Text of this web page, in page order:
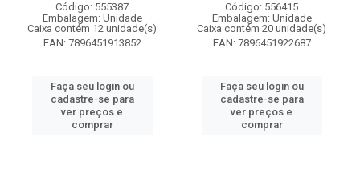
Código: 555387
Embalagem: Unidade
Caixa contém 12 unidade(s)
EAN: 7896451913852
Faça seu login ou
cadastre-se para
ver preços e
comprar
Código: 556415
Embalagem: Unidade
Caixa contém 20 unidade(s)
EAN: 7896451922687
Faça seu login ou
cadastre-se para
ver preços e
comprar